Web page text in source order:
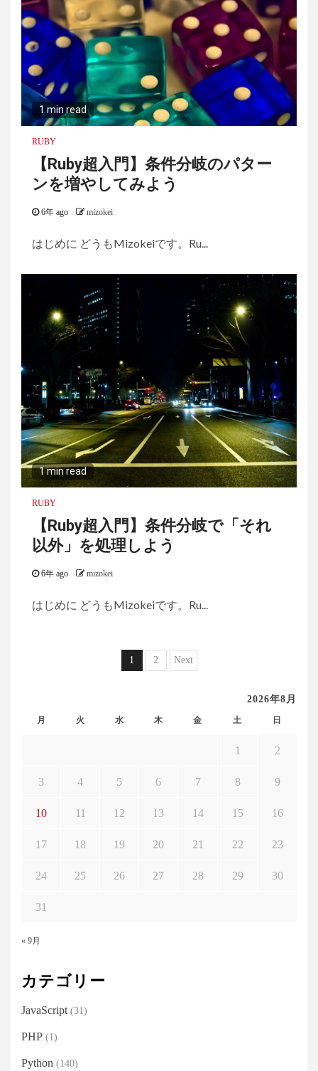
1 min read
RUBY
【Ruby超入門】条件分岐のパター
ンを増やしてみよう
6年 ago mizokei
はじめに どうもMizokeiです。Ru...
1 min read
RUBY
【Ruby超入門】条件分岐で「それ
以外」を処理しよう
6年 ago mizokei
はじめに どうもMizokeiです。Ru...
投
ビ
ー
ョ
ン
1 2 Next
2026年8月
月 火 水 木 金 土 日
« 9月
1 2
3 4 5 6 7 8 9
10 11 12 13 14 15 16
17 18 19 20 21 22 23
24 25 26 27 28 29 30
31
カテゴリー
JavaScript(31)
PHP (1)
Python (140)